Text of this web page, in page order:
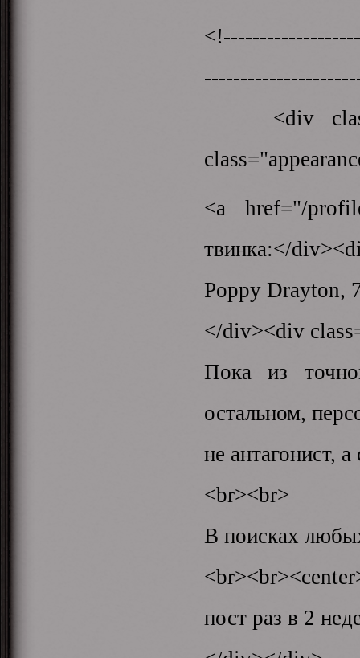
<div
<a href="/
твинка:</
Poppy Drayton,
</div><div
Пока из
остальном,
не антагонист,
<br><br>
В поисках
пост раз в 2